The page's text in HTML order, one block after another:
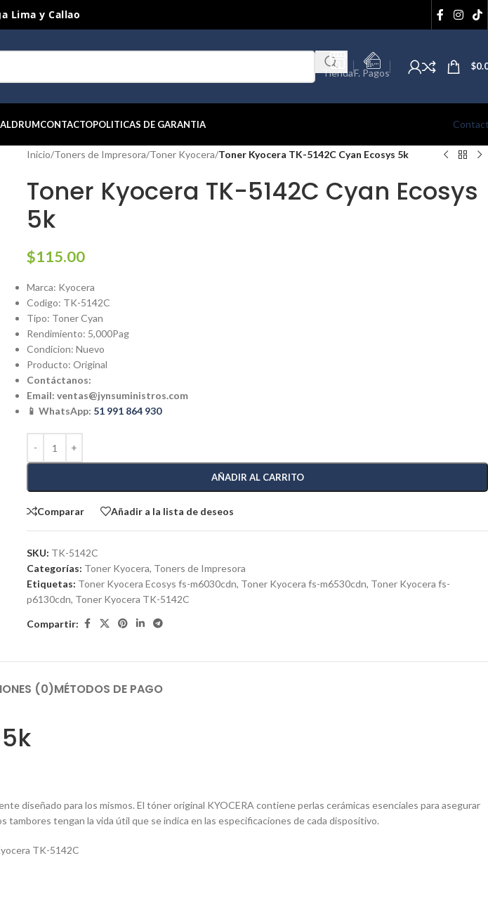
y Nuevos
TiendaF. Pagos
$
DRUMCONTACTOPOLITICAS DE GARANTIA
Inicio/Toners de Impresora/Toner Kyocera/Toner Kyocera TK-5142C Cyan Ecosys 5k
Toner Kyocera TK-5142C Cyan Ecosys
5k
$115.00
Marca: Kyocera
Codigo: TK-5142C
Tipo: Toner Cyan
Rendimiento: 5,000Pag
Condicion: Nuevo
Producto: Original
Contáctanos:
Email: ventas@jynsuministros.com
📱 WhatsApp: 51 991 864 930
AÑADIR AL CARRITO
Comparar Añadir a la lista de deseos
SKU: TK-5142C
Categorías: Toner Kyocera, Toners de Impresora
Etiquetas: Toner Kyocera Ecosys fs-m6030cdn, Toner Kyocera fs-m6530cdn, Toner Kyocera fs-
p6130cdn, Toner Kyocera TK-5142C
Compartir:
(0)MÉTODOS DE PAGO
diseñado para los mismos. El tóner original KYOCERA contiene perlas cerámicas esenciales para asegurar
tengan la vida útil que se indica en las especificaciones de cada dispositivo.
TK-5142C